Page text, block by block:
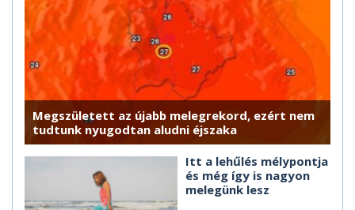
Megszületett az újabb melegrekord, ezért nem
tudtunk nyugodtan aludni éjszaka
Itt a lehűlés mélypontja
és még így is nagyon
melegünk lesz